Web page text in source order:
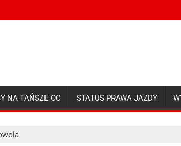
NA TAŃSZE OC STATUS PRAWA JAZDY